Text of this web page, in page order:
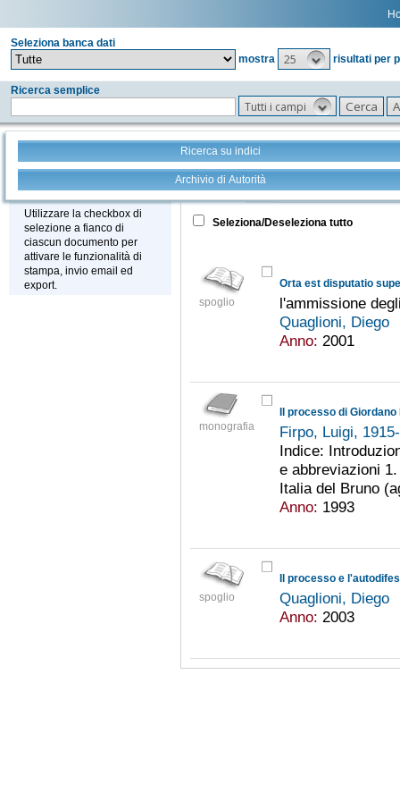
Seleziona banca dati
mostra
25 risultati per
Ricerca semplice
Tutti i campi
Ricerca su indici
Archivio di Autorità
Stampa - Email - Export
Utilizzare la checkbox di
selezione a fianco di
ciascun documento per
attivare le funzionalità di
stampa, invio email ed
export.
Tutto +
Seleziona/Deseleziona tutto
spoglio
Orta est disputatio
l'ammissione
Quaglioni, Diego
Anno: 2001
monografia
Il processo di
Firpo, Luigi,
Indice:
e abbreviazioni
Italia del Bruno
Anno: 1993
spoglio
Il processo e
Quaglioni, Diego
Anno: 2003